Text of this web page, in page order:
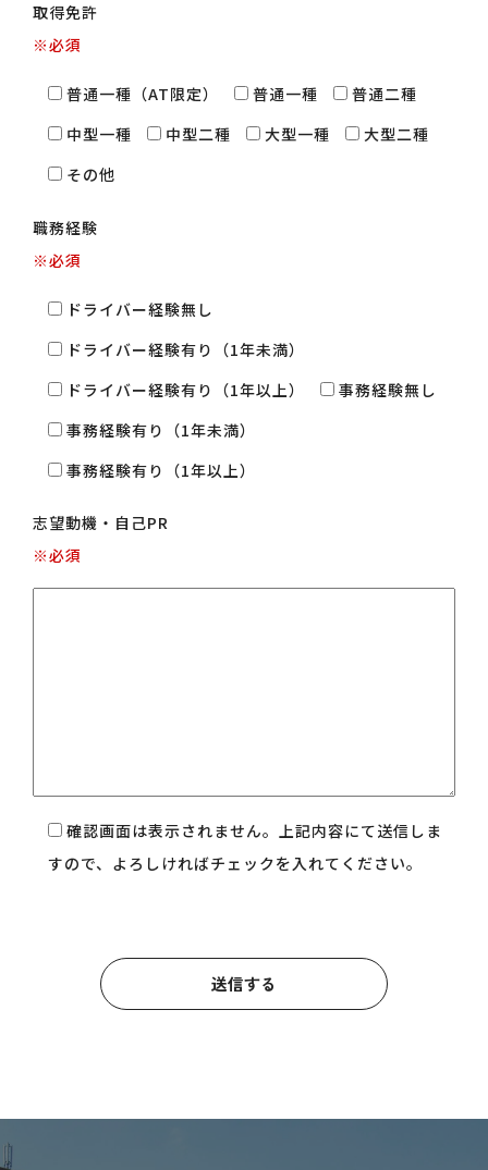
取得免許
※必須
普通一種（AT限定） 普通一種
普通二種
中型一種
中型二種 大型一種
大型二種
その他
職務経験
※必須
ドライバー経験無し
ドライバー経験有り（1年未満）
ドライバー経験有り（1年以上）
事務経験無し
事務経験有り（1年未満）
事務経験有り（1年以上）
志望動機・自己PR
※必須
確認画面は表示されません。上記内容にて送信しま
すので、よろしければチェックを入れてください。